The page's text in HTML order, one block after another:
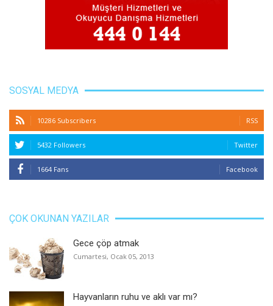
SOSYAL MEDYA
10286 Subscribers RSS
5432 Followers Twitter
1664 Fans Facebook
ÇOK OKUNAN YAZILAR
Gece çöp atmak
Cumartesi, Ocak 05, 2013
Hayvanların ruhu ve aklı var mı?